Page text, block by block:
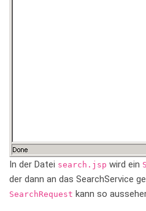
In der Datei search .jsp wird ein
der dann an das SearchService
SearchRequest kann so